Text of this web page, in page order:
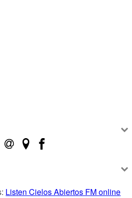
Listen Cielos Abiertos FM online